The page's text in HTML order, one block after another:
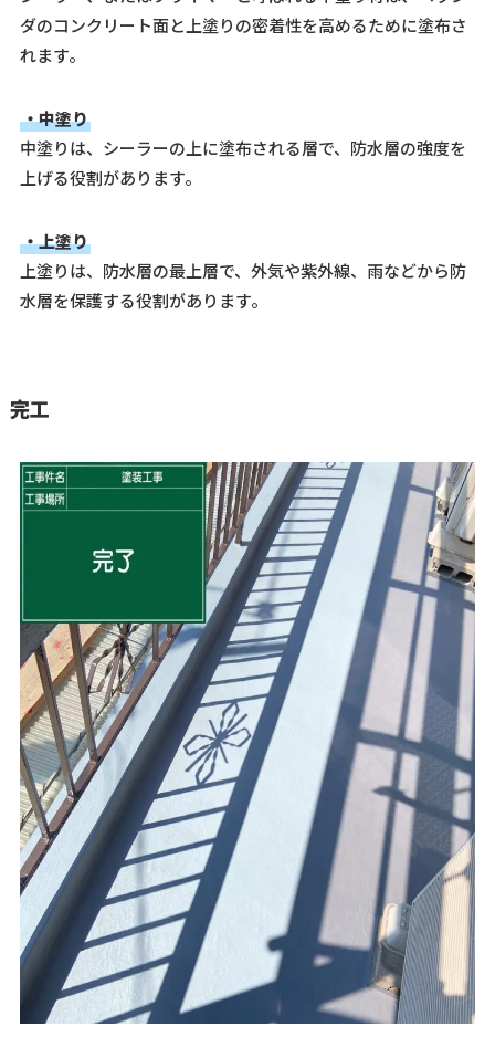
ダのコンクリート面と上塗りの密着性を高めるために塗布さ
れます。
・中塗り
中塗りは、シーラーの上に塗布される層で、防水層の強度を
上げる役割があります。
・上塗り
上塗りは、防水層の最上層で、外気や紫外線、雨などから防
水層を保護する役割があります。
完工